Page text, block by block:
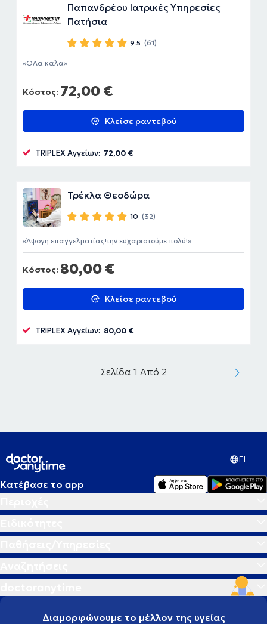
Παπανδρέου Ιατρικές Υπηρεσίες
Πατήσια
9.5 (61)
Κόστος: 72,00 €
Κλείσε ραντεβού
ΟΛα καλα
TRIPLEX Αγγείων: 72,00 €
Τρέκλα Θεοδώρα
10 (32)
Κόστος: 80,00 €
Κλείσε ραντεβού
Άψογη επαγγελματίας!την ευχαριστούμε πολύ!
TRIPLEX Αγγείων: 80,00 €
Σελίδα 1 Από 2
EL
Κατέβασε το app
Διαμορφώνουμε το μέλλον της υγείας